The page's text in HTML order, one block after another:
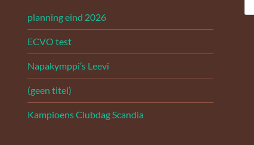
planning eind 2026
ECVO test
Napakymppi’s Leevi
(geen titel)
Kampioens Clubdag Scandia